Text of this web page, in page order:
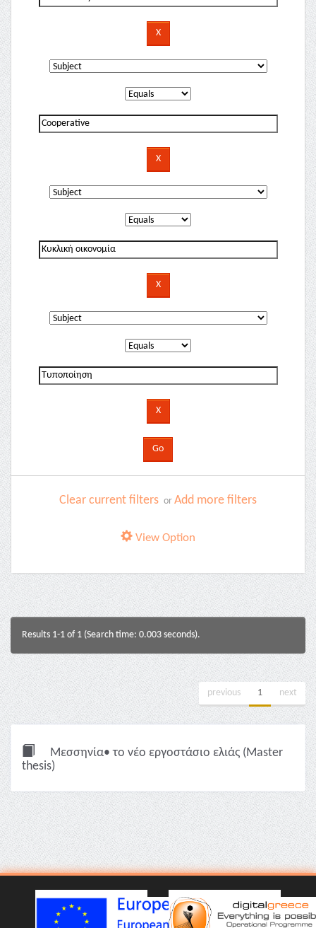
Clear current filters or Add more filters
View Option
Results 1-1 of 1 (Search time: 0.003 seconds).
previous 1 next
Μεσσηνία• το νέο εργοστάσιο ελιάς (Master
thesis)